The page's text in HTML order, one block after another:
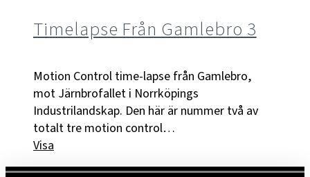
Timelapse Från Gamlebro 3
Motion Control time-lapse från Gamlebro,
mot Järnbrofallet i Norrköpings
Industrilandskap. Den här är nummer två av
totalt tre motion control…
Visa